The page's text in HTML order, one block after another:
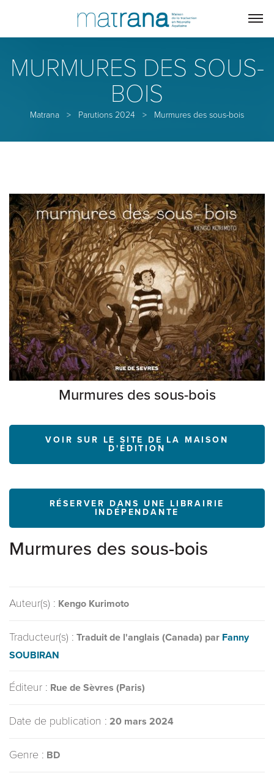
MURMURES DES SOUS-
BOIS
Matrana > Parutions 2024 > Murmures des sous-bois
Murmures des sous-bois
VOIR SUR LE SITE DE LA MAISON
D'ÉDITION
RÉSERVER DANS UNE LIBRAIRIE
INDÉPENDANTE
Murmures des sous-bois
Auteur(s) : Kengo Kurimoto
Traducteur(s) : Traduit de l'anglais (Canada) par Fanny
SOUBIRAN
Éditeur : Rue de Sèvres (Paris)
Date de publication : 20 mars 2024
Genre : BD